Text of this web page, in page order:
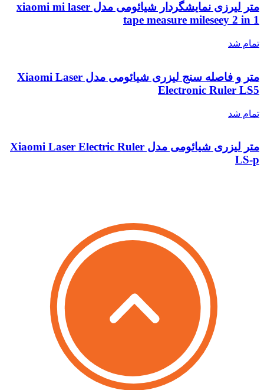
متر لیرزی نمایشگردار شیائومی مدل xiaomi mi laser
tape measure mileseey 2 in 1
تمام شد
متر و فاصله سنج لیزری شیائومی مدل Xiaomi Laser
Electronic Ruler LS5
تمام شد
متر لیزری شیائومی مدل Xiaomi Laser Electric Ruler
LS-p